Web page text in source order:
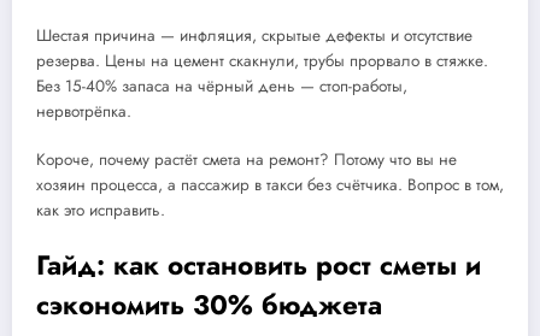
Шестая причина — инфляция, скрытые дефекты и отсутствие
резерва. Цены на цемент скакнули, трубы прорвало в стяжке.
Без 15-40% запаса на чёрный день — стоп-работы,
нервотрёпка.
Короче, почему растёт смета на ремонт? Потому что вы не
хозяин процесса, а пассажир в такси без счётчика. Вопрос в том,
как это исправить.
Гайд: как остановить рост сметы и
сэкономить 30% бюджета